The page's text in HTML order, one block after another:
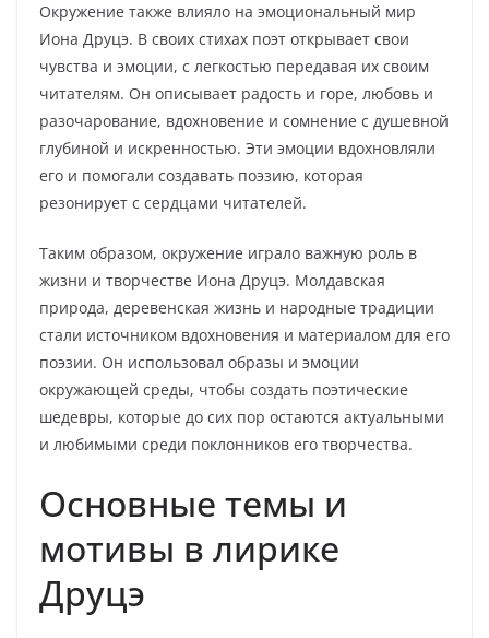
Окружение также влияло на эмоциональный мир
Иона Друцэ. В своих стихах поэт открывает свои
чувства и эмоции, с легкостью передавая их своим
читателям. Он описывает радость и горе, любовь и
разочарование, вдохновение и сомнение с душевной
глубиной и искренностью. Эти эмоции вдохновляли
его и помогали создавать поэзию, которая
резонирует с сердцами читателей.
Таким образом, окружение играло важную роль в
жизни и творчестве Иона Друцэ. Молдавская
природа, деревенская жизнь и народные традиции
стали источником вдохновения и материалом для его
поэзии. Он использовал образы и эмоции
окружающей среды, чтобы создать поэтические
шедевры, которые до сих пор остаются актуальными
и любимыми среди поклонников его творчества.
Основные темы и
мотивы в лирике
Друцэ